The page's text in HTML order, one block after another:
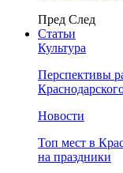
Пред След
Статьи
Культура
Перспективы
Новости
Топ мест в
на праздники